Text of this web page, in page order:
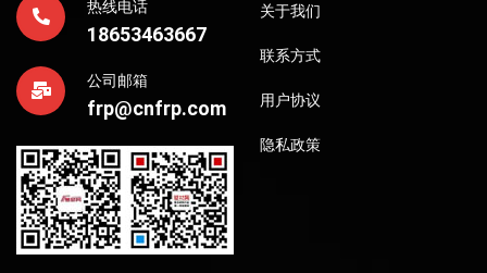
热线电话
18653463667
公司邮箱
frp@cnfrp.com
关于我们
联系方式
用户协议
隐私政策